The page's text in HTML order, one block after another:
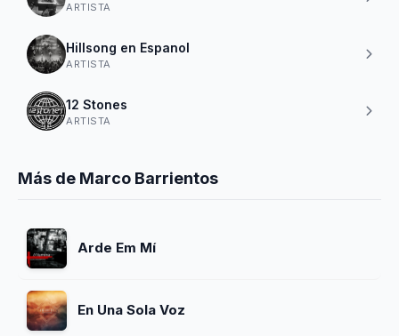
ARTISTA
Hillsong en Espanol
ARTISTA
12 Stones
ARTISTA
Más de Marco Barrientos
Arde Em Mí
En Una Sola Voz